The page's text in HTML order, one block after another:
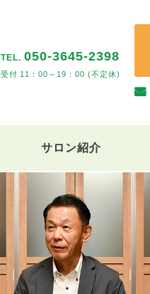
TEL. 050-3645-2398
11：00～19：00 (不定休)
サロン紹介